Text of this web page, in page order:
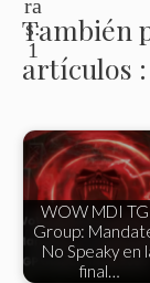
s:
1
También
artículos :
WOW MDI
Group:
No Speaky en
final…